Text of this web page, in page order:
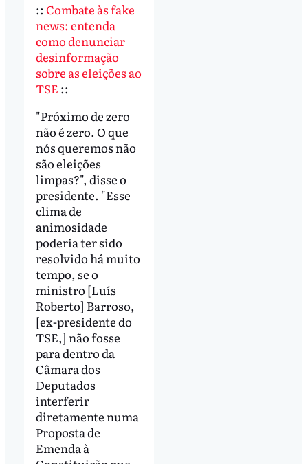
:: Combate às fake
news: entenda
como denunciar
desinformação
sobre as eleições ao
TSE ::
"Próximo de zero
não é zero. O que
nós queremos não
são eleições
limpas?", disse o
presidente. "Esse
clima de
animosidade
poderia ter sido
resolvido há muito
tempo, se o
ministro [Luís
Roberto] Barroso,
[ex-presidente do
TSE,] não fosse
para dentro da
Câmara dos
Deputados
interferir
diretamente numa
Proposta de
Emenda à